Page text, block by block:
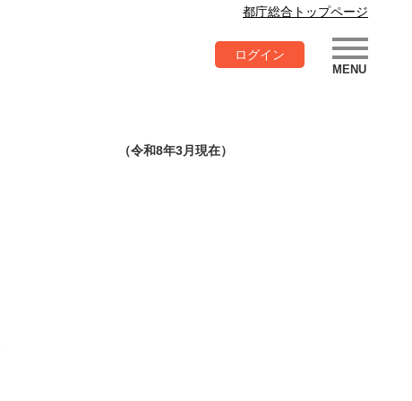
都庁総合トップページ
ログイン
（令和8年3月現在）